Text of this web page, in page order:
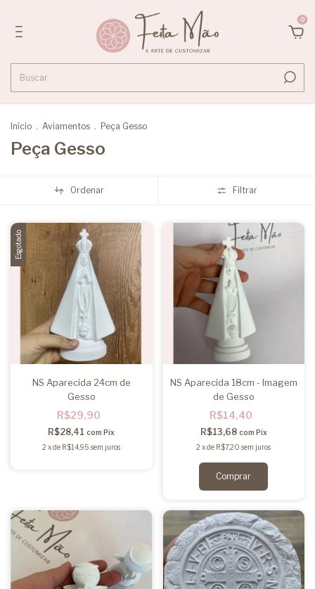
0
Início . Aviamentos . Peça Gesso
Peça Gesso
Ordenar Filtrar
Esgotado
NS Aparecida 24cm de
Gesso
R$29,90
R$28,41com Pix
2 xde R$14,95 sem juros
NS Aparecida 18cm - Imagem
de Gesso
R$14,40
R$13,68 com Pix
2 xde R$7,20 sem juros